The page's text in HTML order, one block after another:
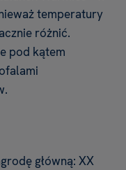
temperatury
różnić.
pod kątem
główną: XX